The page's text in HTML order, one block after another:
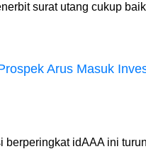
surat utang cukup
Arus Masuk
berperingkat idAAA ini